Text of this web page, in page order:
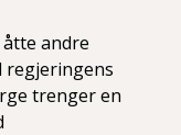
andre
regjeringens
trenger en